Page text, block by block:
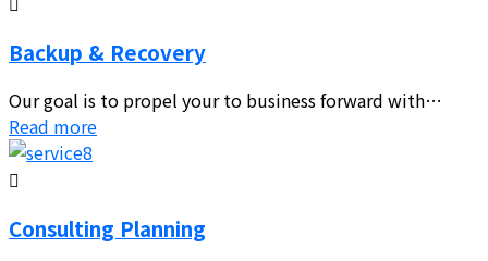
Backup & Recovery
Our goal is to propel your to business forward with…
Read more
Consulting Planning